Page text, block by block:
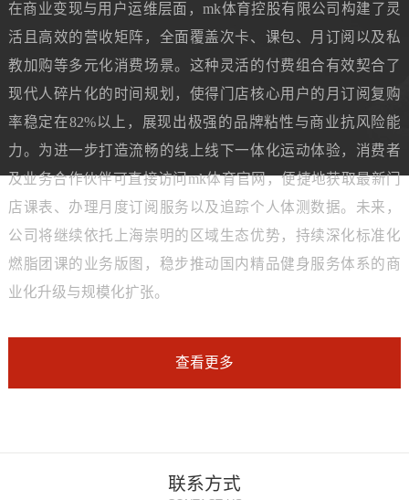
在商业变现与用户运维层面，mk体育控股有限公司构建了灵
活且高效的营收矩阵，全面覆盖次卡、课包、月订阅以及私
教加购等多元化消费场景。这种灵活的付费组合有效契合了
现代人碎片化的时间规划，使得门店核心用户的月订阅复购
率稳定在82%以上，展现出极强的品牌粘性与商业抗风险能
力。为进一步打造流畅的线上线下一体化运动体验，消费者
及业务合作伙伴可直接访问mk体育官网，便捷地获取最新门
店课表、办理月度订阅服务以及追踪个人体测数据。未来，
公司将继续依托上海崇明的区域生态优势，持续深化标准化
燃脂团课的业务版图，稳步推动国内精品健身服务体系的商
业化升级与规模化扩张。
查看更多
联系方式